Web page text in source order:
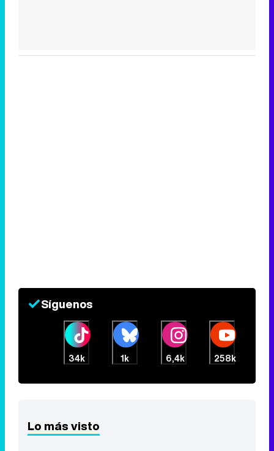
Síguenos
34k 1k 6,4k 258k
Lo más visto